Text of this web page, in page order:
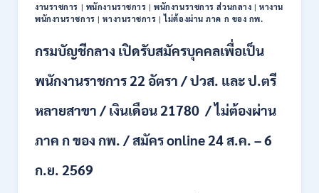
เงิน
เดือน
ค่า
ชีพ
ค่า
พิเศษ
งานราชการ | พนักงานราชการ |พนักงานราชการ ส่วนกลาง |หางาน
พนักงานราชการ |หางานราชการ |ไม่ต้องผ่าน ภาค ก ของ กพ.
กรมบัญชีกลาง เปิดรับสมัครบุคคลเพื่อเป็น
พนักงานราชการ 22 อัตรา / ปวส. และ ป.ตรี
หลายสาขา / เงินเดือน 21780 / ไม่ต้องผ่าน
ภาค ก ของ กพ. / สมัคร online 24 ส.ค. – 6
ก.ย. 2569